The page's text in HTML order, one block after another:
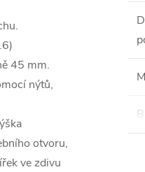
45 mm.
nýtů,
otvoru,
ve zdivu